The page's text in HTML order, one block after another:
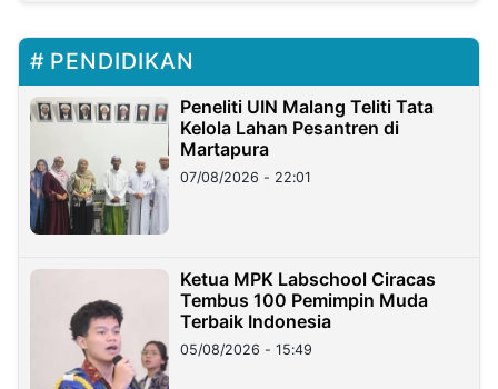
PENDIDIKAN
Peneliti UIN Malang Teliti Tata
Kelola Lahan Pesantren di
Martapura
07/08/2026 - 22:01
Ketua MPK Labschool Ciracas
Tembus 100 Pemimpin Muda
Terbaik Indonesia
05/08/2026 - 15:49